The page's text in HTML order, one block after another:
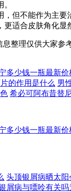
但不能作为主要
适合皮肤角化显
整理仅供大家参
多少钱一瓶最新价
的作用是什么 男
希必可阿布昔替
多少钱一瓶最新价
头顶银屑病晒太阳
屑病与嘌呤有关吗